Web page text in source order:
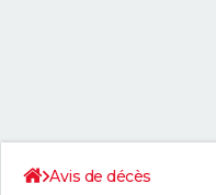
Avis de décès